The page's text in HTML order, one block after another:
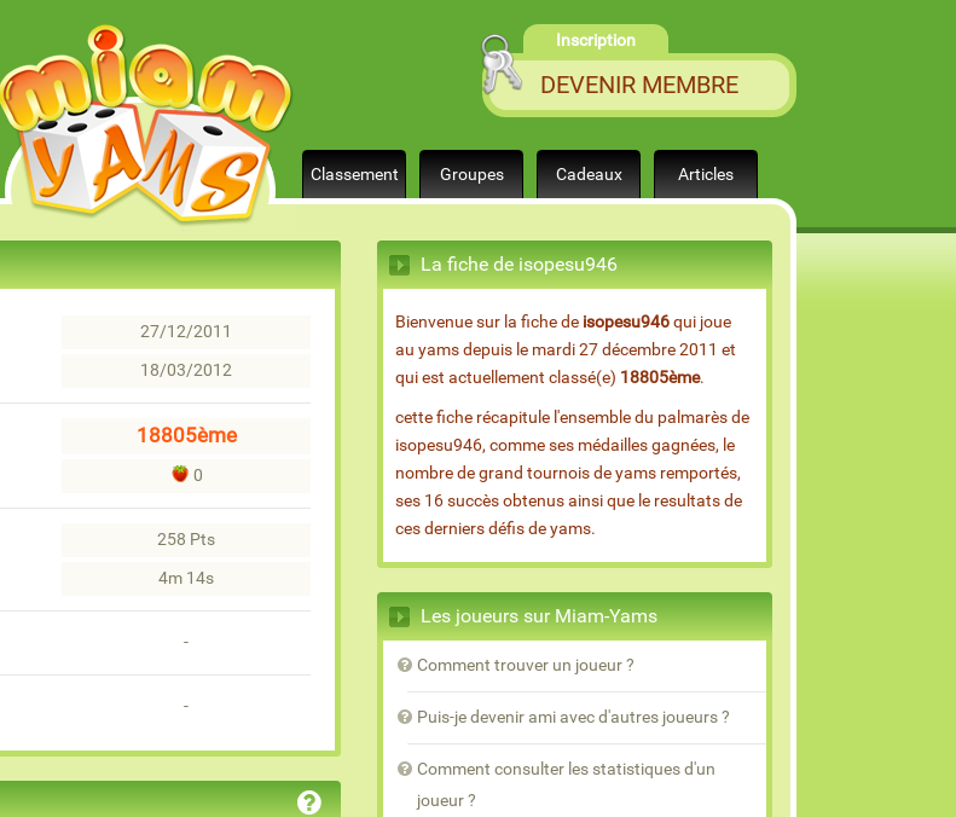
Inscription
DEVENIR MEMBRE
Classement Groupes Cadeaux Articles
27/12/2011
18/03/2012
18805ème
0
258 Pts
4m 14s
-
-
La fiche de isopesu946
Bienvenue sur la fiche de isopesu946qui joue
au yams depuis le mardi 27 décembre 2011 et
qui est actuellement classé(e) 18805ème.
cette fiche récapitule l'ensemble du palmarès de
isopesu946, comme ses médailles gagnées, le
nombre de grand tournois de yams remportés,
ses 16 succès obtenus ainsi que le resultats de
ces derniers défis de yams.
Les joueurs sur Miam-Yams
Comment trouver un joueur ?
Puis-je devenir ami avec d'autres joueurs ?
Comment consulter les statistiques d'un
joueur ?